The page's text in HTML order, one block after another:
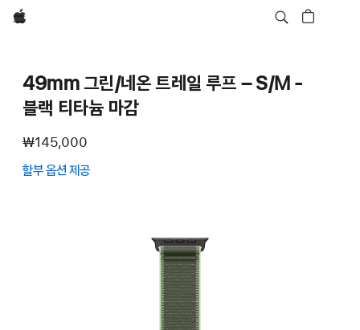
Apple
49mm 그린/네온 트레일 루프 – S/M -
블랙 티타늄 마감
₩145,000
할부 옵션 제공